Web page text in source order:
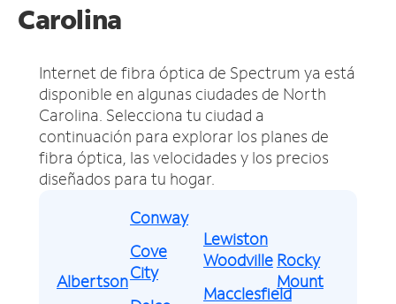
Carolina
Internet de fibra óptica de Spectrum ya está
disponible en algunas ciudades de North
Carolina. Selecciona tu ciudad a
continuación para explorar los planes de
fibra óptica, las velocidades y los precios
diseñados para tu hogar.
Albertson
Conway
Cove
City
Lewiston
Woodville
Macclesfield
Rocky
Mount